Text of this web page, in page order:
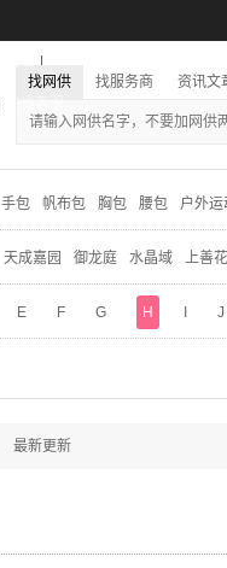
找网供 找服务商 资讯文
手包 帆布包 胸包 腰包 户外运
天成嘉园 御龙庭 水晶域 上善
E F G H J
最新更新